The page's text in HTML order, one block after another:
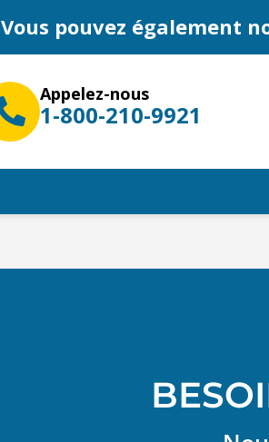
Vous pouvez également
Appelez-nous
1-800-210-9921